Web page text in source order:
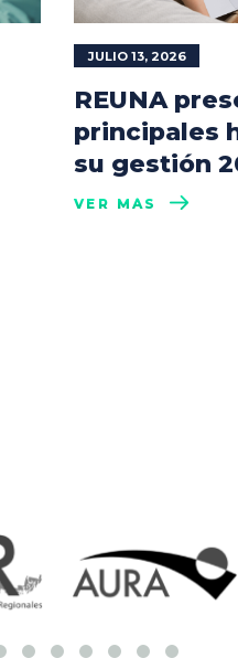
JULIO 13, 2026
REUNA
principales
su gestión
VER MÁS